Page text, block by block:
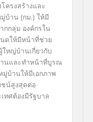
ครงสร้างและ
บ้าน (กม.) ให้มี
กกลุ่ม องค์กรใน
ดให้มีหน้าที่ช่วย
หญ่บ้านเกี่ยวกับ
นและทำหน้าที่บูรณ
บ้านให้มีเอกภาพ
น์สูงสุดต่อ
ทศต้องมีรัฐบาล